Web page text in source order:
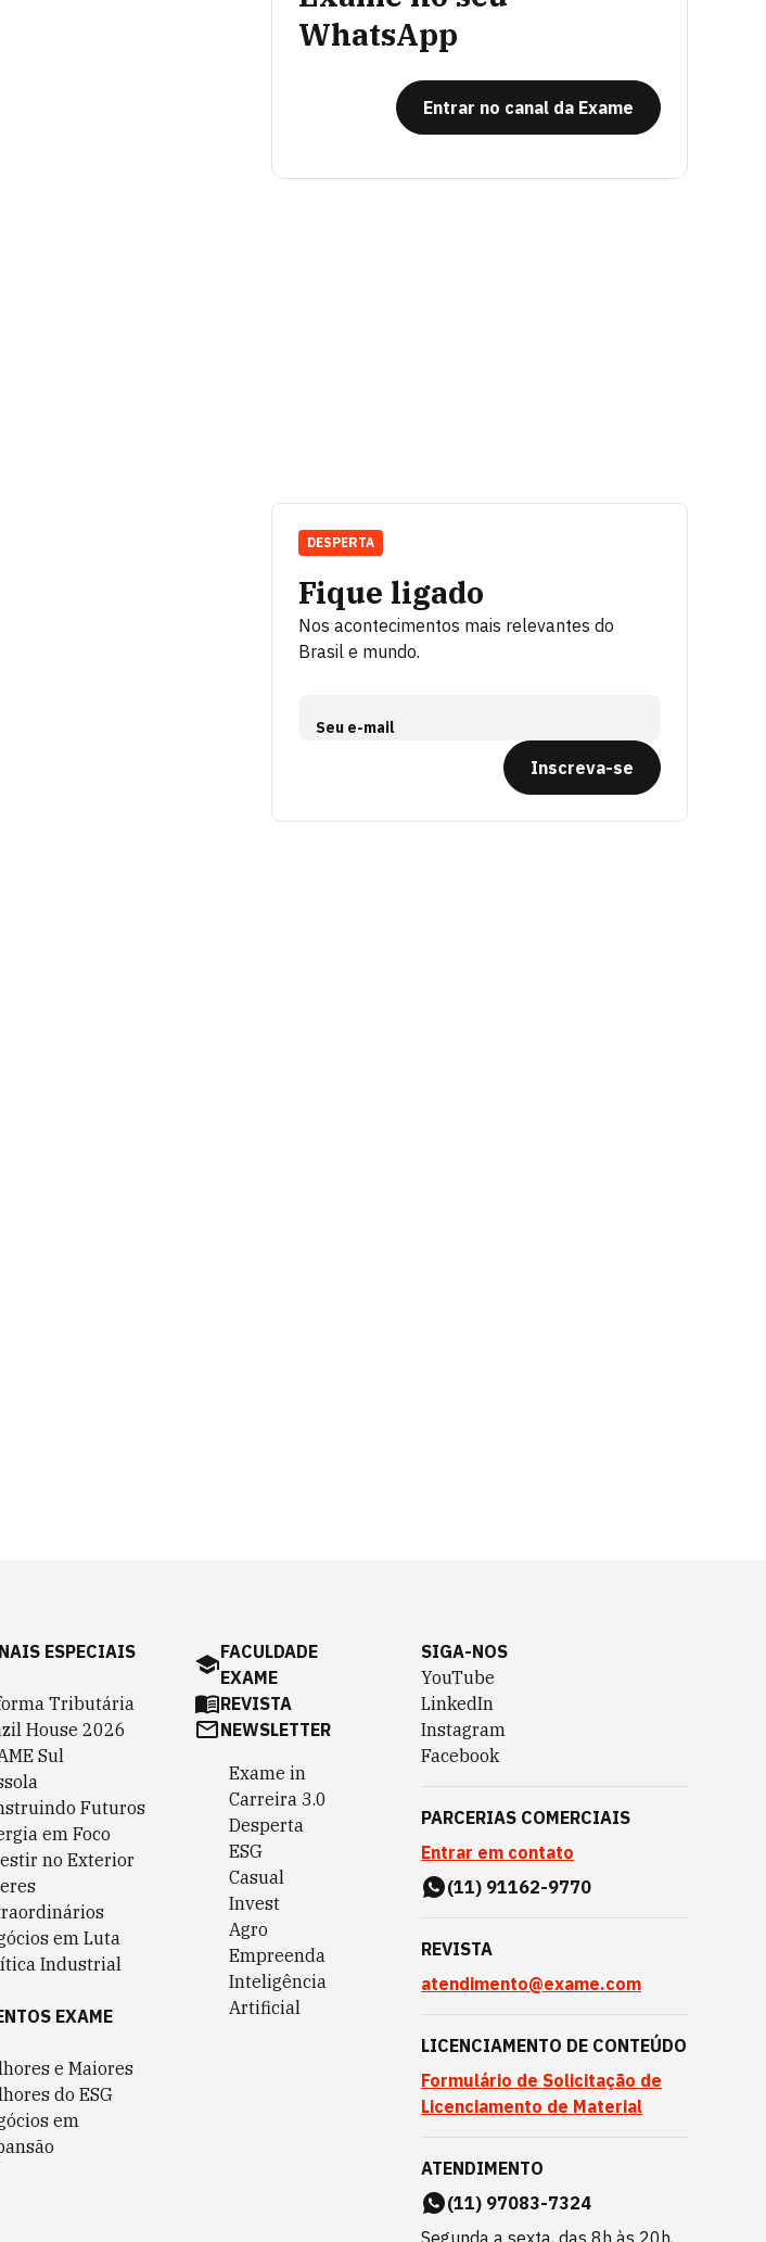
WhatsApp
Entrar no canal da Exame
Fique ligado
Nos acontecimentos mais relevantes do
Brasil e mundo.
Seu e-mail
Inscreva-se
DESPERTA
ESPECIAIS
Tributária
House 2026
Sul
Futuros
em Foco
no Exterior
em Luta
Industrial
EXAME
e Maiores
do ESG
em
FACULDADE
EXAME
REVISTA
NEWSLETTER
Exame in
Carreira 3.0
Desperta
ESG
Casual
Invest
Agro
Empreenda
Inteligência
Artificial
SIGA-NOS
YouTube
LinkedIn
Instagram
Facebook
PARCERIAS COMERCIAIS
Entrar em contato
(11) 91162-9770
REVISTA
atendimento@exame.com
LICENCIAMENTO DE CONTEÚDO
Formulário de Solicitação de
Licenciamento de Material
ATENDIMENTO
(11) 97083-7324
Segunda a sexta, das 8h às 20h,